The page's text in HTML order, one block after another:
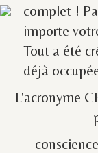
complet !
importe
Tout a été
déjà
L'acronyme
c